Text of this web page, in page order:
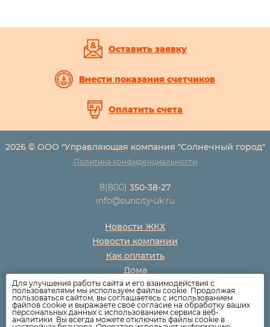
Оставить заявку
Внести показания счетчиков
Оплатить счета
2026 © ООО "Управляющая компания "Солнечный город"
Политика конфиденциальности
8(800) 350-38-27
info@suncity-uk.ru
Новости ЖКХ
Новости компании
Как оплатить
Дома
Раскрытие информации
Вопросы
Для улучшения работы сайта и его взаимодействия с
пользователями мы используем файлы cookie. Продолжая
пользоваться сайтом, вы соглашаетесь с использованием
файлов cookie и выражаете своё согласие на обработку ваших
персональных данных с использованием сервиса веб-
аналитики. Вы всегда можете отключить файлы cookie в